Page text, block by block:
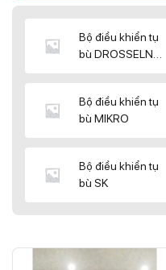
Bộ điều khiển tụ
bù DROSSELN
Bộ điều khiển tụ
bù MIKRO
Bộ điều khiển tụ
bù SK